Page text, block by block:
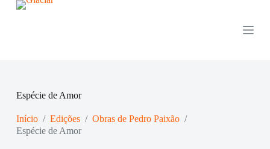
P
o
Espécie de Amor
Início / Edições / Obras de Pedro Paixão /
Espécie de Amor